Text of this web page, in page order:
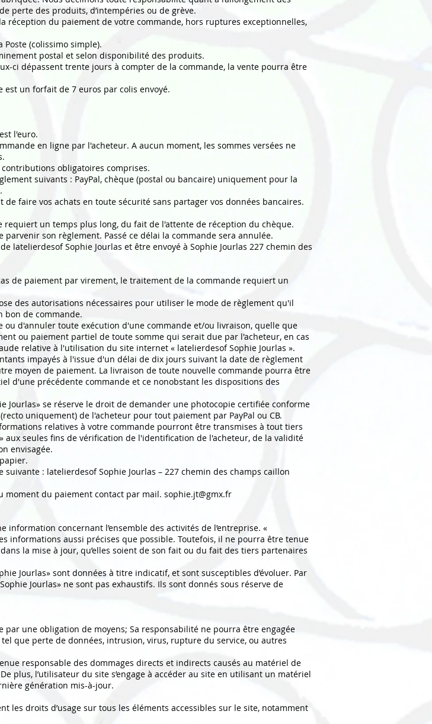
perte des produits, d’intempéries ou de grève.
réception du paiement de votre commande, hors ruptures exceptionnelles,
(colissimo simple).
postal et selon disponibilité des produits.
ci dépassent trente jours à compter de la commande, la vente pourra être
un forfait de 7 euros par colis envoyé.
l'euro.
en ligne par l'acheteur. A aucun moment, les sommes versées ne
obligatoires comprises.
suivants : PayPal, chèque (postal ou bancaire) uniquement pour la
faire vos achats en toute sécurité sans partager vos données bancaires.
un temps plus long, du fait de l'attente de réception du chèque.
son règlement. Passé ce délai la commande sera annulée.
latelierdesof Sophie Jourlas et être envoyé à Sophie Jourlas 227 chemin des
de paiement par virement, le traitement de la commande requiert un
des autorisations nécessaires pour utiliser le mode de règlement qu'il
bon de commande.
ou d'annuler toute exécution d'une commande et/ou livraison, quelle que
ou paiement partiel de toute somme qui serait due par l'acheteur, en cas
relative à l'utilisation du site internet « latelierdesof Sophie Jourlas ».
impayés à l'issue d'un délai de dix jours suivant la date de règlement
moyen de paiement. La livraison de toute nouvelle commande pourra être
d'une précédente commande et ce nonobstant les dispositions des
Jourlas» se réserve le droit de demander une photocopie certifiée conforme
uniquement) de l'acheteur pour tout paiement par PayPal ou CB.
relatives à votre commande pourront être transmises à tout tiers
seules fins de vérification de l'identification de l'acheteur, de la validité
envisagée.
suivante : latelierdesof Sophie Jourlas – 227 chemin des champs caillon
moment du paiement contact par mail. sophie.jt@gmx.fr
concernant l’ensemble des activités de l’entreprise. «
informations aussi précises que possible. Toutefois, il ne pourra être tenue
la mise à jour, qu’elles soient de son fait ou du fait des tiers partenaires
Jourlas» sont données à titre indicatif, et sont susceptibles d’évoluer. Par
Jourlas» ne sont pas exhaustifs. Ils sont donnés sous réserve de
par une obligation de moyens; Sa responsabilité ne pourra être engagée
que perte de données, intrusion, virus, rupture du service, ou autres
responsable des dommages directs et indirects causés au matériel de
plus, l’utilisateur du site s’engage à accéder au site en utilisant un matériel
génération mis-à-jour.
les droits d’usage sur tous les éléments accessibles sur le site, notamment